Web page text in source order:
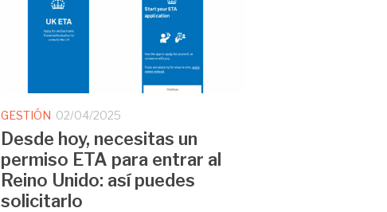
GESTIÓN 02/04/2025
Desde hoy, necesitas un
permiso ETA para entrar al
Reino Unido: así puedes
solicitarlo